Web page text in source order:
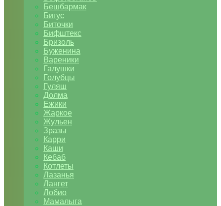
Бешбармак
Бигус
Биточки
Бифштекс
Бризоль
Буженина
Вареники
Галушки
Голубцы
Гуляш
Долма
Ежики
Жаркое
Жульен
Зразы
Карри
Каши
Кебаб
Котлеты
Лазанья
Лангет
Лобио
Мамалыга